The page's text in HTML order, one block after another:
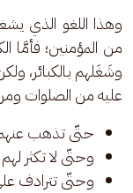
وهذا اللغو الذي
من المؤمنين؛ فأمَّا
وشَغَلهم بالكبائر،
عليه من الصلوات
حتّى تذهب عنهم
وحتّى لا تكثر
وحتّى تترادف